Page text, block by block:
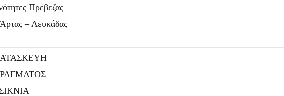
Πρέβεζας
– Λευκάδας